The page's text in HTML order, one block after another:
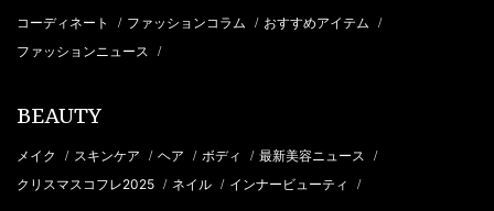
コーディネート / ファッションコラム / おすすめアイテム /
ファッションニュース /
BEAUTY
メイク / スキンケア / ヘア / ボディ / 最新美容ニュース /
クリスマスコフレ2025 / ネイル / インナービューティ /